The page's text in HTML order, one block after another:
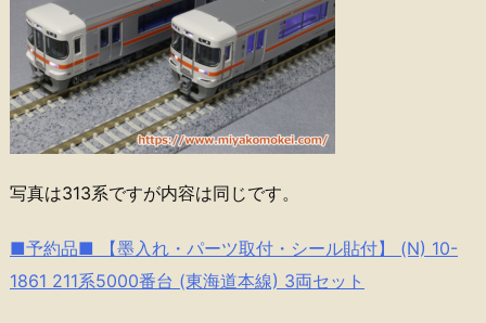
写真は313系ですが内容は同じです。
■予約品■ 【墨入れ・パーツ取付・シール貼付】 (N) 10-
1861 211系5000番台 (東海道本線) 3両セット